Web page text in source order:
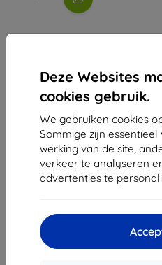
Deze Websites
cookies gebruik.
We gebruiken cookies
Sommige zijn
werking van de site,
verkeer te analyseren
advertenties te
Ulica Rudolfa Mocka 3750/2A
841 04 Bratislava